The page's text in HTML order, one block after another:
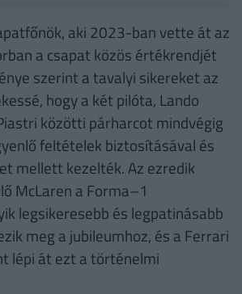
aki 2023-ban vette át az
a csapat közös értékrendjét
szerint a tavalyi sikereket az
hogy a két pilóta, Lando
közötti párharcot mindvégig
feltételek biztosításával és
mellett kezelték. Az ezredik
McLaren a Forma–1
legsikeresebb és legpatinásabb
meg a jubileumhoz, és a Ferrari
lépi át ezt a történelmi